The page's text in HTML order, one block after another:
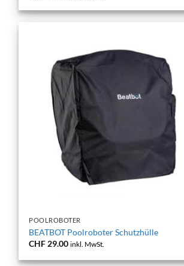
POOLROBOTER
BEATBOT Poolroboter Schutzhülle
CHF 29.00 inkl. MwSt.